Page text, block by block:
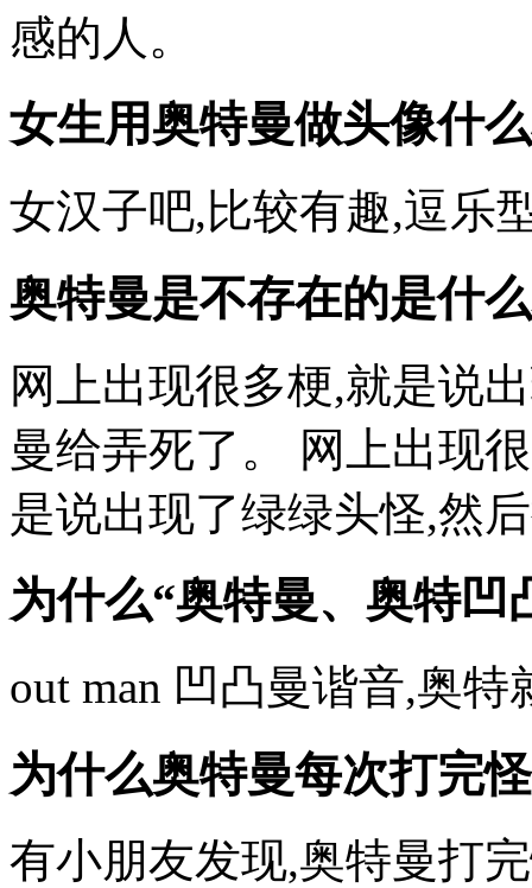
感的人。
女生用奥特曼做头像什
女汉子吧,比较有趣,逗乐
奥特曼是不存在的是什
网上出现很多梗,就是说
曼给弄死了。 网上出现
是说出现了绿绿头怪,然
为什么“奥特曼、奥特
out man 凹凸曼谐音,奥
为什么奥特曼每次打完
有小朋友发现,奥特曼打